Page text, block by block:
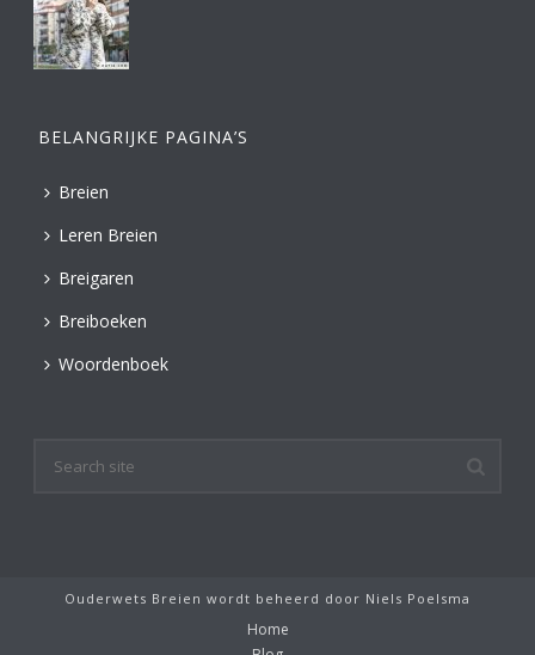
BELANGRIJKE PAGINA’S
Breien
Leren Breien
Breigaren
Breiboeken
Woordenboek
Ouderwets Breien wordt beheerd door Niels Poelsma
Home